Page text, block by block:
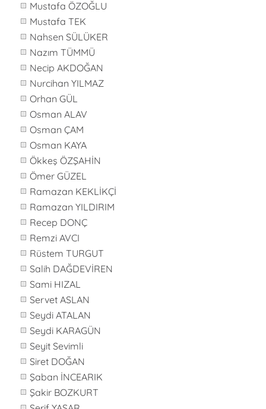
Mustafa ÖZOĞLU
Mustafa TEK
Nahsen SÜLÜKER
Nazım TÜMMÜ
Necip AKDOĞAN
Nurcihan YILMAZ
Orhan GÜL
Osman ALAV
Osman ÇAM
Osman KAYA
Ökkeş ÖZŞAHİN
Ömer GÜZEL
Ramazan KEKLİKÇİ
Ramazan YILDIRIM
Recep DONÇ
Remzi AVCI
Rüstem TURGUT
Salih DAĞDEVİREN
Sami HIZAL
Servet ASLAN
Seydi ATALAN
Seydi KARAGÜN
Seyit Sevimli
Siret DOĞAN
Şaban İNCEARIK
Şakir BOZKURT